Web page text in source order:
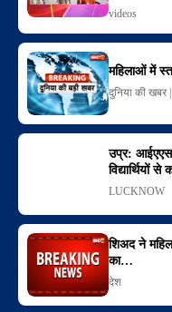
videos
महिलाओं में
दुनिया की
उप्र:
विद्यार्थियों
LUCKNOW
शिअद ने
का…
देश